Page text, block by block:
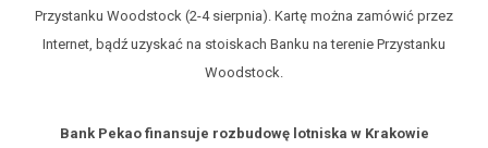
Przystanku Woodstock (2-4 sierpnia). Kartę można zamówić przez
Internet, bądź uzyskać na stoiskach Banku na terenie Przystanku
Woodstock.
Bank Pekao finansuje rozbudowę lotniska w Krakowie